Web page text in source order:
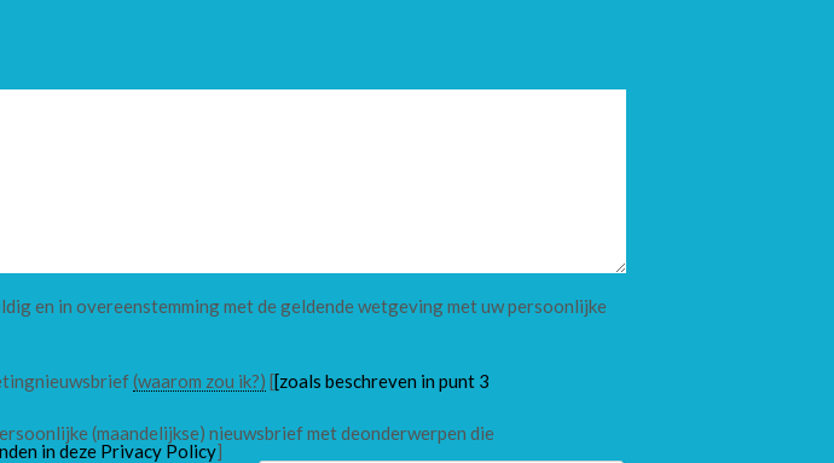
en in overeenstemming met de geldende wetgeving met uw persoonlijke
(waarom zou ik?) [[zoals beschreven in punt 3
(maandelijkse) nieuwsbrief met deonderwerpen die
in deze Privacy Policy]